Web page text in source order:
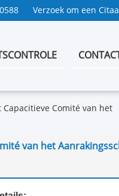
Verzoek om een
Capacitieve Comité van het
van het